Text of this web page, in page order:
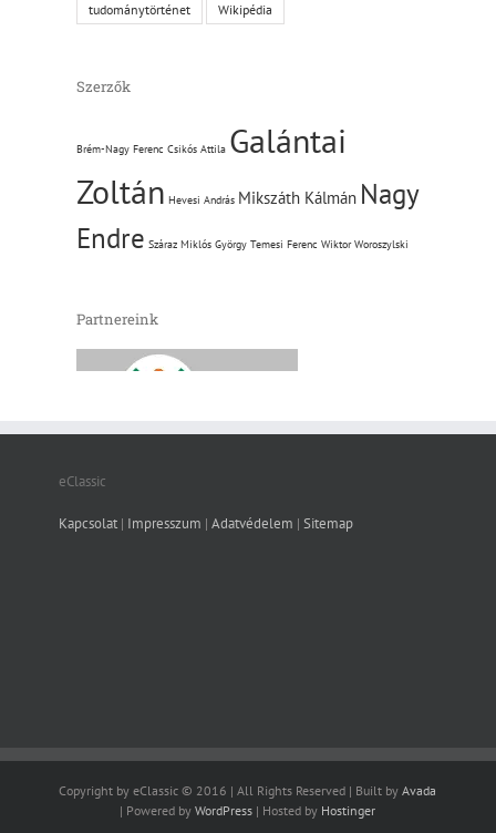
tudománytörténet Wikipédia
Szerzők
Brém-Nagy Ferenc Csikós Attila Galántai
Zoltán Hevesi András Mikszáth Kálmán Nagy
Endre Száraz Miklós György Temesi Ferenc Wiktor Woroszylski
Partnereink
eClassic
Kapcsolat| Impresszum | Adatvédelem | Sitemap
Copyright by eClassic © 2016 | All Rights Reserved | Built byAvada
| Powered byWordPress | Hosted by Hostinger